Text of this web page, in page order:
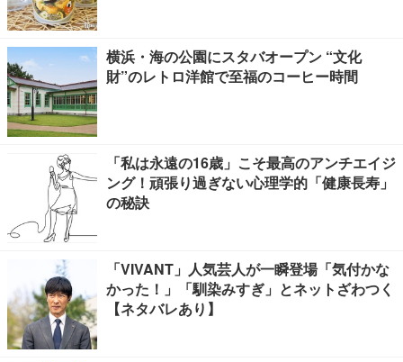
横浜・海の公園にスタバオープン “文化
財”のレトロ洋館で至福のコーヒー時間
「私は永遠の16歳」こそ最高のアンチエイジ
ング！頑張り過ぎない心理学的「健康長寿」
の秘訣
「VIVANT」人気芸人が一瞬登場「気付かな
かった！」「馴染みすぎ」とネットざわつく
【ネタバレあり】